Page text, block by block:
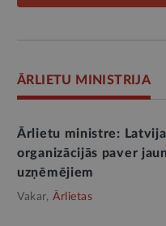
ĀRLIETU MINISTRIJA
Ārlietu ministre:
organizācijās paver
uzņēmējiem
Vakar, Ārlietas